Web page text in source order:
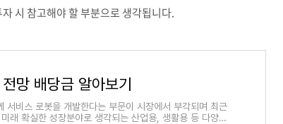
시 참고해야 할 부분으로 생각됩니다.
망 배당금 알아보기
서비스 로봇을 개발한다는 부문이 시장에서 부각되며 최근
래 확실한 성장분야로 생각되는 산업용, 생활용 등 다양한